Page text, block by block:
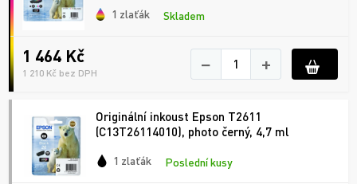
1 zlaťák Skladem
1 464 Kč
1 210 Kč bez DPH − +
Originální inkoust Epson T2611
(C13T26114010), photo černý, 4,7 ml
1 zlaťák Poslední kusy